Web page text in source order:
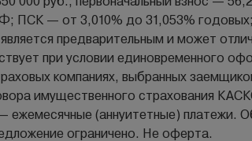
ПСК — от 3,010% до 31,053%
является предварительным и может
при условии единовременного
компаниях, выбранных
имущественного страхования
ежемесячные (аннуитетные) платежи.
ограничено. Не оферта.